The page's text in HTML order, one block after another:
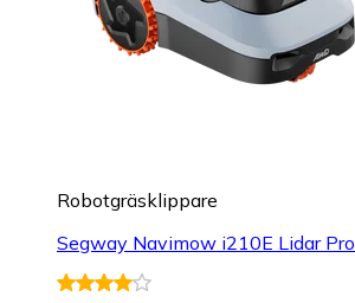
Robotgräsklippare
Segway Navimow i210E Lidar Pro